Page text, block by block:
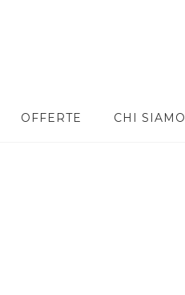
OFFERTE CHI SIAMO